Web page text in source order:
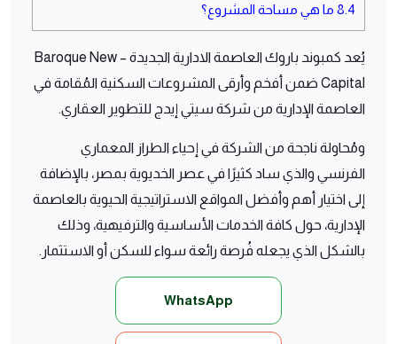
8.4 ما هي مساحة المشروع؟
يُعد كمبوند باروك العاصمة الادارية الجديدة – Baroque New
Capital ضمن أفخم وأرقى المشروعات السكنية المُقامة في
العاصمة الإدارية من شركة سيتي إيدج للتطوير العقاري.
ومُحاولة ناجحة من الشركة في إحياء الطراز المعماري
الفرنسي والذي ساد كثيرًا في عصر الخديوية بمصر، بالإضافة
إلى اختيار أهم وأفضل المواقع الاستراتيجية الحيوية بالعاصمة
الإدارية، حول كافة الخدمات الأساسية والترفيهية، وذلك
بالشكل الذي يجعله فُرصة رائعة سواء للسكن أو الاستثمار.
WhatsApp